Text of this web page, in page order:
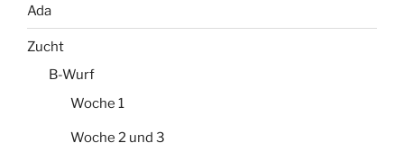
Ada
Zucht
B-Wurf
Woche 1
Woche 2 und 3